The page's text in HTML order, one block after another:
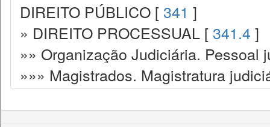
DIREITO PÚBLICO [ 341 ]
» DIREITO PROCESSUAL [ 341.4 ]
»» Organização Judiciária. Pessoal
»»» Magistrados. Magistratura